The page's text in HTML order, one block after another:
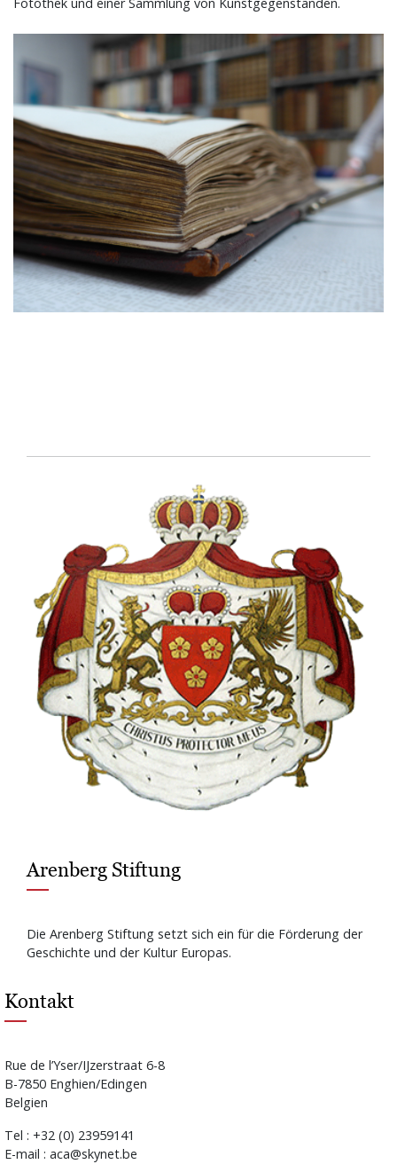
Fotothek und einer Sammlung von Kunstgegenständen.
Arenberg Stiftung
Die Arenberg Stiftung setzt sich ein für die Förderung der
Geschichte und der Kultur Europas.
Kontakt
Rue de l’Yser/IJzerstraat 6-8
B-7850 Enghien/Edingen
Belgien
Tel : +32 (0) 23959141
E-mail : aca@skynet.be